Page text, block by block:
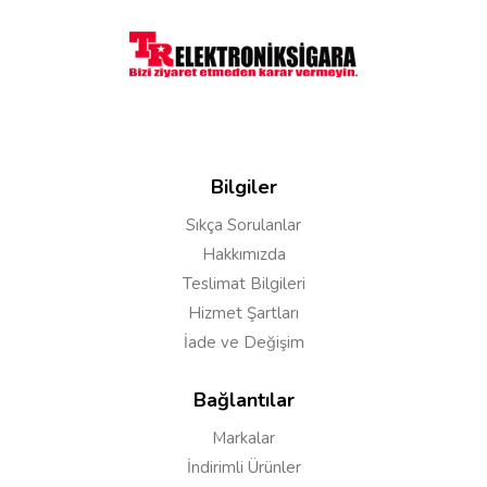
kullanıcının kullnımına göre yanma süreleri
değişkenlik gösterir.
Merhaba; 0.15 ne zaman gelir? Birde aylarca aradım s
merhaba ürünler yurtdışından gelmekte
geldikçe stoklara eklenmekte bu nedenle süre
zaman belirtemiyoruz efendim
Vaporesso Luxe S Kit 220W SKRR S Tank 8ml için
Bilgiler
Sıkça Sorulanlar
Hakkımızda
Teslimat Bilgileri
Hizmet Şartları
İade ve Değişim
Bağlantılar
Markalar
İndirimli Ürünler